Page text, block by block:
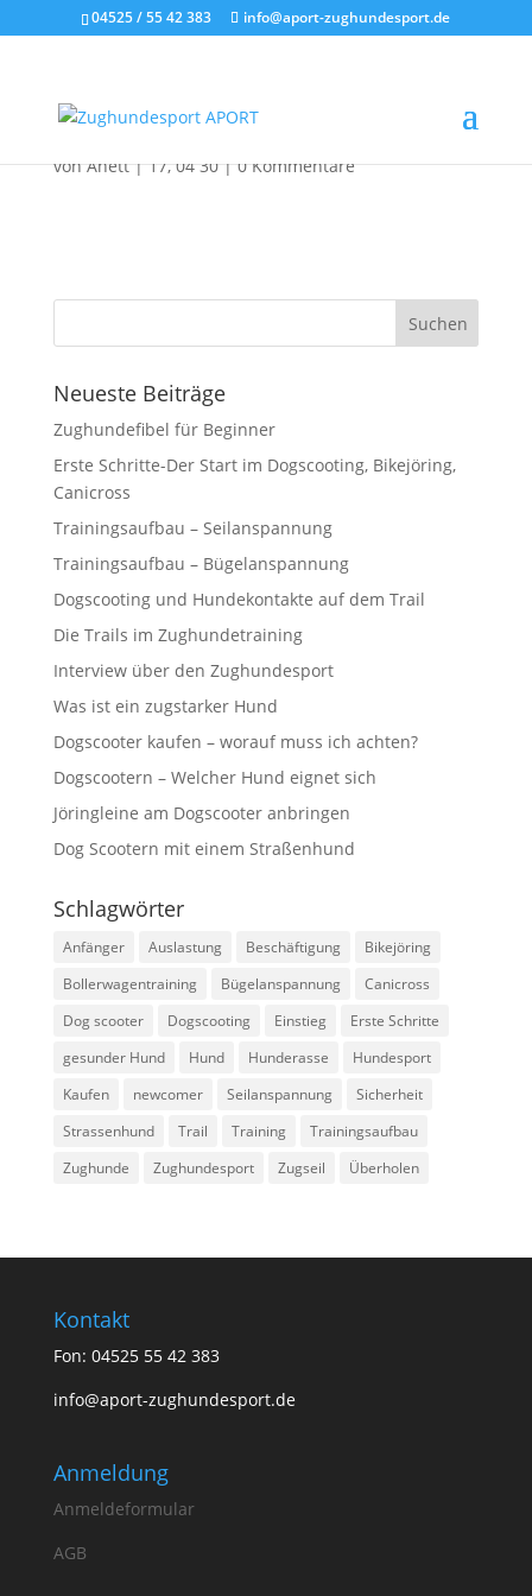
04525 / 55 42 383 info@aport-zughundesport.de
etraining_02
vonAnett|17, 04 30|0 Kommentare
Neueste Beiträge
Zughundefibel für Beginner
Erste Schritte-Der Start im Dogscooting, Bikejöring,
Canicross
Trainingsaufbau – Seilanspannung
Trainingsaufbau – Bügelanspannung
Dogscooting und Hundekontakte auf dem Trail
Die Trails im Zughundetraining
Interview über den Zughundesport
Was ist ein zugstarker Hund
Dogscooter kaufen – worauf muss ich achten?
Dogscootern – Welcher Hund eignet sich
Jöringleine am Dogscooter anbringen
Dog Scootern mit einem Straßenhund
Schlagwörter
Anfänger Auslastung Beschäftigung
Bikejöring
Bollerwagentraining
Bügelanspannung
Canicross
Dog scooter
Dogscooting Einstieg
Erste Schritte
gesunder Hund
Hund Hunderasse
Hundesport
Kaufen
newcomer Seilanspannung
Sicherheit
Strassenhund
Trail Training
Trainingsaufbau
Zughunde
Zughundesport Zugseil Überholen
Kontakt
Fon: 04525 55 42 383
info@aport-zughundesport.de
Anmeldung
Anmeldeformular
AGB